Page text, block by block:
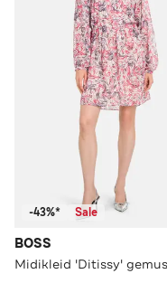
-43%* Sale
BOSS
Midikleid 'Ditissy'